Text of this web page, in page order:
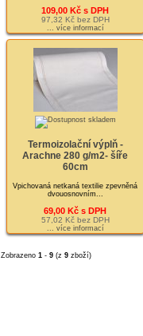
109,00 Kč s DPH
97,32 Kč bez DPH
... více informací
Termoizolační výplň -
Arachne 280 g/m2- šíře
60cm
Vpichovaná netkaná textilie zpevněná
dvouosnovním...
69,00 Kč s DPH
57,02 Kč bez DPH
... více informací
Zobrazeno 1 - 9(z 9zboží)